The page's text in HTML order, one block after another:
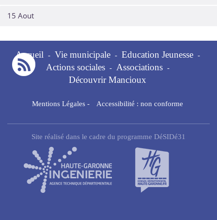
15 Aout
Accueil - Vie municipale - Education Jeunesse -
Actions sociales - Associations -
Découvrir Mancioux
Mentions Légales- Accessibilité : non conforme
Site réalisé dans le cadre du programme DéSIDé31